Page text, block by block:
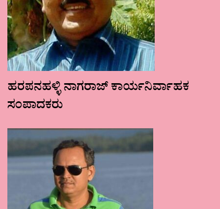
ಹರಪನಹಳ್ಳಿ ನಾಗರಾಜ್ ಕಾರ್ಯನಿರ್ವಾಹಕ
ಸಂಪಾದಕರು